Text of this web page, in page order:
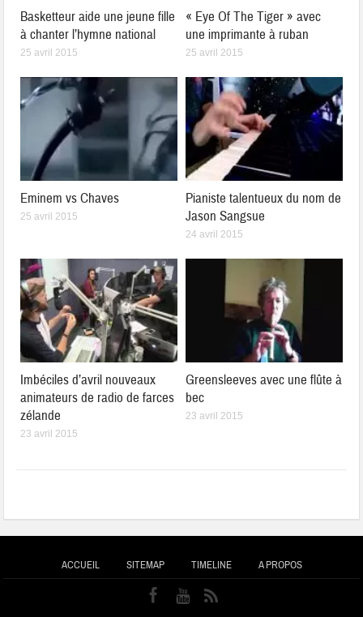
Basketteur aide une jeune fille
à chanter l’hymne national
25 avril 2015
« Eye Of The Tiger » avec
une imprimante à ruban
25 avril 2015
Eminem vs Chaves
25 avril 2015
Pianiste talentueux du nom de
Jason Sangsue
24 avril 2015
Imbéciles d’avril nouveaux
animateurs de radio de farces
zélande
23 avril 2015
Greensleeves avec une flûte à
bec
23 avril 2015
ACCUEIL SITEMAP TIMELINE A PROPOS